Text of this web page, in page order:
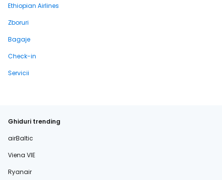
Ethiopian Airlines
Zboruri
Bagaje
Check-in
Servicii
Ghiduri trending
airBaltic
Viena VIE
Ryanair